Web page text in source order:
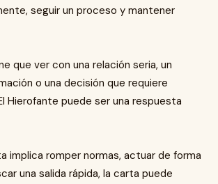
seguir un proceso y mantener
que ver con una relación seria, un
o una decisión que requiere
Hierofante puede ser una respuesta
implica romper normas, actuar de forma
una salida rápida, la carta puede